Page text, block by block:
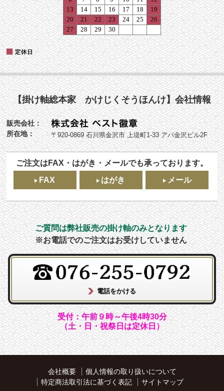
【掛け軸総本家 かけじくそうほんけ】会社情報
販売会社：
所在地：
〒920-0869 石川県金沢市 上堤町1-33 アパ金沢ビル2F
ご注文はFAX・はがき・メールでも承っております。
FAX
はがき メール
ご質問は弊社販売の掛け軸のみとなります
※お電話でのご注文はお受けしていません
受付：午前９時～午後4時30分
（土・日・祝祭日は定休日）
会社概要
個人情報の取り扱いについて
特定商法取引法に基づく表記
サイトマップ